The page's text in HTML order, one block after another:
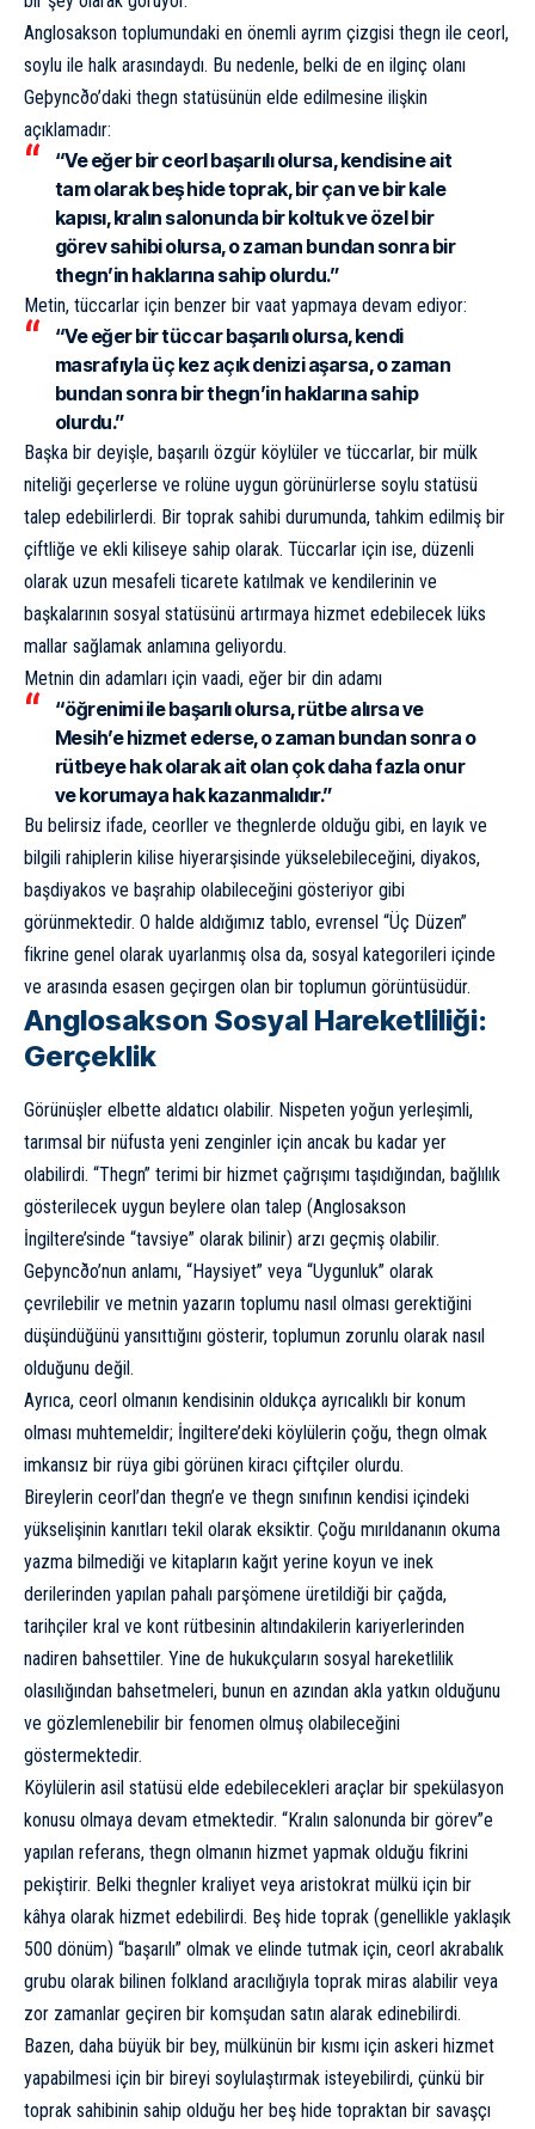
Anglosakson toplumundaki en önemli ayrım çizgisi thegn ile ceorl,
soylu ile halk arasındaydı. Bu nedenle, belki de en ilginç olanı
Geþyncðo’daki thegn statüsünün elde edilmesine ilişkin
açıklamadır:
“Ve eğer bir ceorl başarılı olursa, kendisine ait
tam olarak beş hide toprak, bir çan ve bir kale
kapısı, kralın salonunda bir koltuk ve özel bir
görev sahibi olursa, o zaman bundan sonra bir
thegn’in haklarına sahip olurdu.”
Metin, tüccarlar için benzer bir vaat yapmaya devam ediyor:
“Ve eğer bir tüccar başarılı olursa, kendi
masrafıyla üç kez açık denizi aşarsa, o zaman
bundan sonra bir thegn’in haklarına sahip
olurdu.”
Başka bir deyişle, başarılı özgür köylüler ve tüccarlar, bir mülk
niteliği geçerlerse ve rolüne uygun görünürlerse soylu statüsü
talep edebilirlerdi. Bir toprak sahibi durumunda, tahkim edilmiş bir
çiftliğe ve ekli kiliseye sahip olarak. Tüccarlar için ise, düzenli
olarak uzun mesafeli ticarete katılmak ve kendilerinin ve
başkalarının sosyal statüsünü artırmaya hizmet edebilecek lüks
mallar sağlamak anlamına geliyordu.
Metnin din adamları için vaadi, eğer bir din adamı
“öğrenimi ile başarılı olursa, rütbe alırsa ve
Mesih’e hizmet ederse, o zaman bundan sonra o
rütbeye hak olarak ait olan çok daha fazla onur
ve korumaya hak kazanmalıdır.”
Bu belirsiz ifade, ceorller ve thegnlerde olduğu gibi, en layık ve
bilgili rahiplerin kilise hiyerarşisinde yükselebileceğini, diyakos,
başdiyakos ve başrahip olabileceğini gösteriyor gibi
görünmektedir. O halde aldığımız tablo, evrensel “Üç Düzen”
fikrine genel olarak uyarlanmış olsa da, sosyal kategorileri içinde
ve arasında esasen geçirgen olan bir toplumun görüntüsüdür.
Anglosakson Sosyal Hareketliliği:
Gerçeklik
Görünüşler elbette aldatıcı olabilir. Nispeten yoğun yerleşimli,
tarımsal bir nüfusta yeni zenginler için ancak bu kadar yer
olabilirdi. “Thegn” terimi bir hizmet çağrışımı taşıdığından, bağlılık
gösterilecek uygun beylere olan talep (Anglosakson
İngiltere’sinde “tavsiye” olarak bilinir) arzı geçmiş olabilir.
Geþyncðo’nun anlamı, “Haysiyet” veya “Uygunluk” olarak
çevrilebilir ve metnin yazarın toplumu nasıl olması gerektiğini
düşündüğünü yansıttığını gösterir, toplumun zorunlu olarak nasıl
olduğunu değil.
Ayrıca, ceorl olmanın kendisinin oldukça ayrıcalıklı bir konum
olması muhtemeldir; İngiltere’deki köylülerin çoğu, thegn olmak
imkansız bir rüya gibi görünen kiracı çiftçiler olurdu.
Bireylerin ceorl’dan thegn’e ve thegn sınıfının kendisi içindeki
yükselişinin kanıtları tekil olarak eksiktir. Çoğu mırıldananın okuma
yazma bilmediği ve kitapların kağıt yerine koyun ve inek
derilerinden yapılan pahalı parşömene üretildiği bir çağda,
tarihçiler kral ve kont rütbesinin altındakilerin kariyerlerinden
nadiren bahsettiler. Yine de hukukçuların sosyal hareketlilik
olasılığından bahsetmeleri, bunun en azından akla yatkın olduğunu
ve gözlemlenebilir bir fenomen olmuş olabileceğini
göstermektedir.
Köylülerin asil statüsü elde edebilecekleri araçlar bir spekülasyon
konusu olmaya devam etmektedir. “Kralın salonunda bir görev”e
yapılan referans, thegn olmanın hizmet yapmak olduğu fikrini
pekiştirir. Belki thegnler kraliyet veya aristokrat mülkü için bir
kâhya olarak hizmet edebilirdi. Beş hide toprak (genellikle yaklaşık
500 dönüm) “başarılı” olmak ve elinde tutmak için, ceorl akrabalık
grubu olarak bilinen folkland aracılığıyla toprak miras alabilir veya
zor zamanlar geçiren bir komşudan satın alarak edinebilirdi.
Bazen, daha büyük bir bey, mülkünün bir kısmı için askeri hizmet
yapabilmesi için bir bireyi soylulaştırmak isteyebilirdi, çünkü bir
toprak sahibinin sahip olduğu her beş hide topraktan bir savaşçı